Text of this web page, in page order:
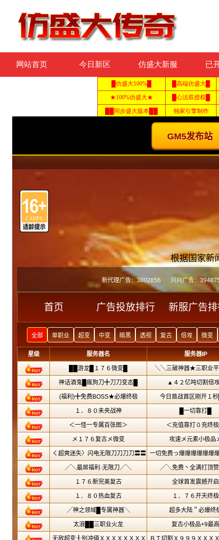
网站首页 今日新区 仿盛大新服 已